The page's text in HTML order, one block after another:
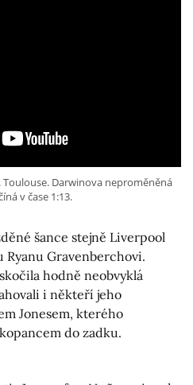
Toulouse. Darwinova neproměněná
v čase 1:13.
šance stejně Liverpool
Gravenberchovi.
hodně neobvyklá
i někteří jeho
Jonesem, kterého
do zadku.